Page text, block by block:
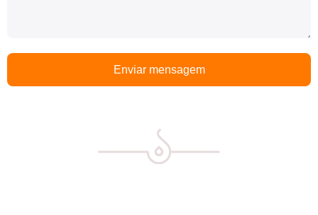
Enviar mensagem